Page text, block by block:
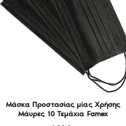
Μάσκα Προστασίας μίας Χρήσης
Μάυρες 10 Τεμάχια Famex